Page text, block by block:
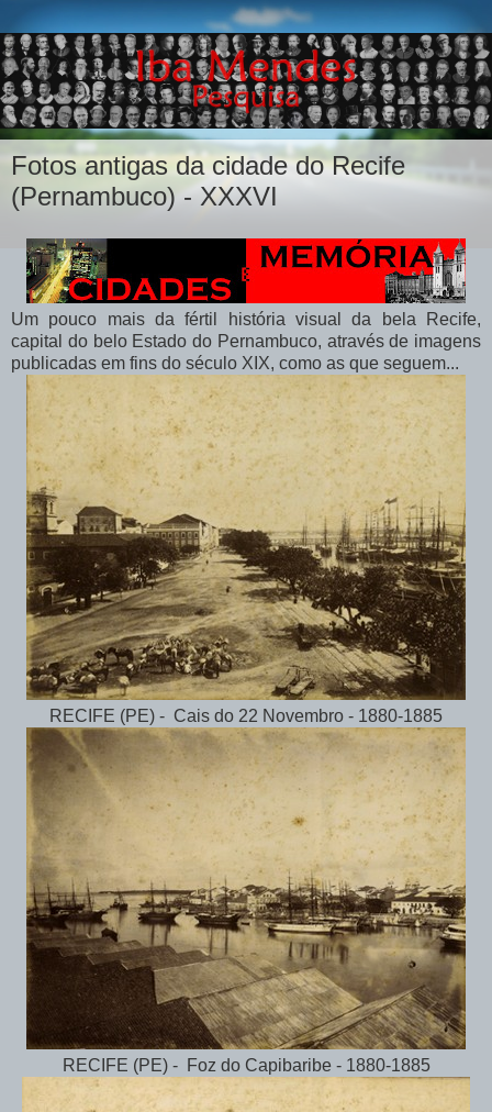
Fotos antigas da cidade do Recife
(Pernambuco) - XXXVI
Um pouco mais da fértil história visual da bela Recife,
capital do belo Estado do Pernambuco, através de imagens
publicadas em fins do século XIX, como as que seguem...
RECIFE (PE) - Cais do 22 Novembro - 1880-1885
RECIFE (PE) - Foz do Capibaribe - 1880-1885